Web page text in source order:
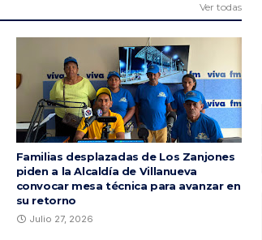
Ver todas
Familias desplazadas de Los Zanjones
piden a la Alcaldía de Villanueva
convocar mesa técnica para avanzar en
su retorno
Julio 27, 2026